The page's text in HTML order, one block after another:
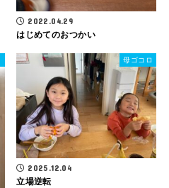
2022.04.29
はじめてのおつかい
母ゴコロ
2025.12.04
立場逆転